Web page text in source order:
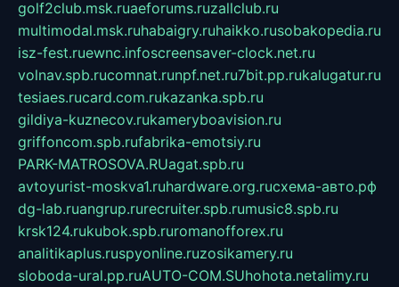
golf2club.msk.ruaeforums.ruzallclub.ru
multimodal.msk.ruhabaigry.ruhaikko.rusobakopedia.ru
isz-fest.ruewnc.infoscreensaver-clock.net.ru
volnav.spb.rucomnat.runpf.net.ru7bit.pp.rukalugatur.ru
tesiaes.rucard.com.rukazanka.spb.ru
gildiya-kuznecov.rukameryboavision.ru
griffoncom.spb.rufabrika-emotsiy.ru
PARK-MATROSOVA.RUagat.spb.ru
avtoyurist-moskva1.ruhardware.org.ruсхема-авто.рф
dg-lab.ruangrup.rurecruiter.spb.rumusic8.spb.ru
krsk124.rukubok.spb.ruromanofforex.ru
analitikaplus.ruspyonline.ruzosikamery.ru
sloboda-ural.pp.ruAUTO-COM.SUhohota.netalimy.ru